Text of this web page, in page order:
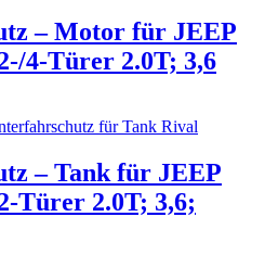
– Motor für JEEP
4-Türer 2.0T; 3,6
– Tank für JEEP
Türer 2.0T; 3,6;